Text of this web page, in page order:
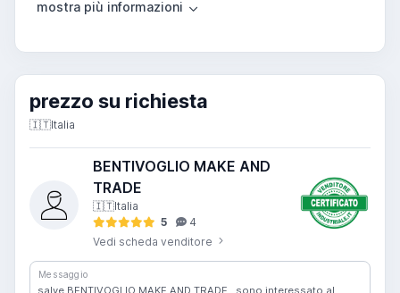
prezzo su richiesta
🇮🇹Italia
BENTIVOGLIO MAKE AND
TRADE
🇮🇹Italia
5
4
Vedi scheda venditore
Messaggio